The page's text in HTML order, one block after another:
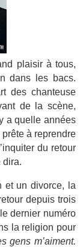
plaisir à tous,
les bacs.
des chanteuse
de la scène,
a quelle années
à reprendre
du retour
dira.
et un divorce, la
depuis trois
dernier numéro
la religion pour
gens m’aiment.